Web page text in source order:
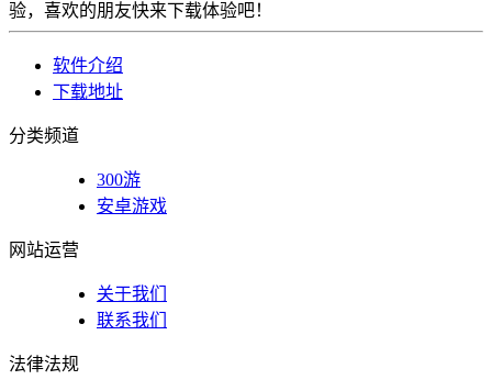
验，喜欢的朋友快来下载体验吧！
软件介绍
下载地址
分类频道
300游
安卓游戏
网站运营
关于我们
联系我们
法律法规